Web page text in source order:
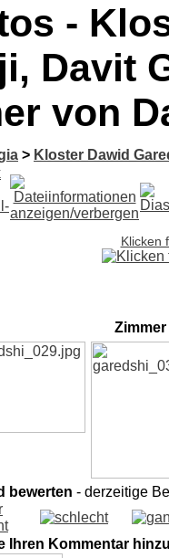
-
Davit
von
> Kloster Dawid
Klicken
bewerten - derzeitige
Ihren Kommentar